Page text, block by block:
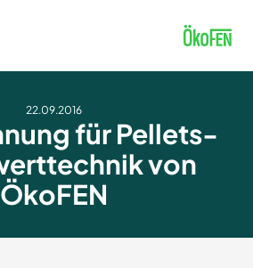
22.09.2016
für Pellets-
von
ÖkoFEN